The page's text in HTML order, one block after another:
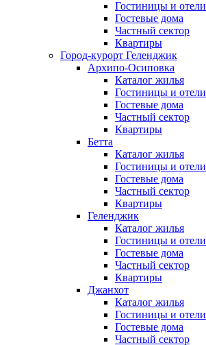
Гостиницы и отели
Гостевые дома
Частный сектор
Квартиры
Город-курорт Геленджик
Архипо-Осиповка
Каталог жилья
Гостиницы и отели
Гостевые дома
Частный сектор
Квартиры
Бетта
Каталог жилья
Гостиницы и отели
Гостевые дома
Частный сектор
Квартиры
Геленджик
Каталог жилья
Гостиницы и отели
Гостевые дома
Частный сектор
Квартиры
Джанхот
Каталог жилья
Гостиницы и отели
Гостевые дома
Частный сектор